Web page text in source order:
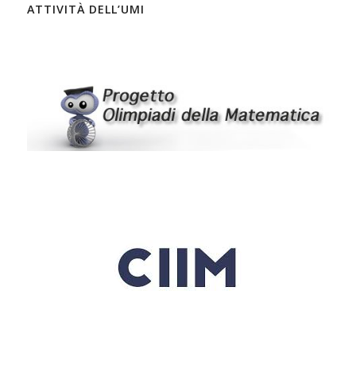
ATTIVITÀ DELL’UMI